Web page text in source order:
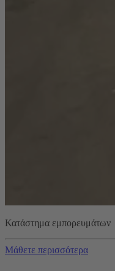
Κατάστημα εμπορευμάτων
Μάθετε περισσότερα